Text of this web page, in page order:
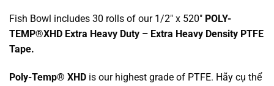
Fish Bowl includes 30 rolls of our 1/2″ x 520″ POLY-
TEMP®XHD Extra Heavy Duty – Extra Heavy Density PTFE
Tape.
Poly-Temp® XHD is our highest grade of PTFE. Hãy cụ thể